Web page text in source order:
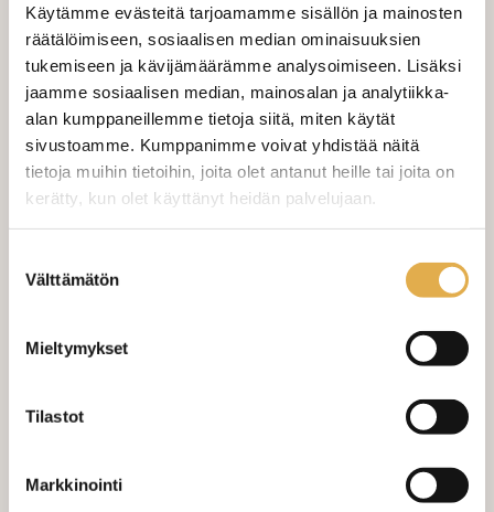
Käytämme evästeitä tarjoamamme sisällön ja mainosten
räätälöimiseen, sosiaalisen median ominaisuuksien
tukemiseen ja kävijämäärämme analysoimiseen. Lisäksi
jaamme sosiaalisen median, mainosalan ja analytiikka-
alan kumppaneillemme tietoja siitä, miten käytät
sivustoamme. Kumppanimme voivat yhdistää näitä
tietoja muihin tietoihin, joita olet antanut heille tai joita on
kerätty, kun olet käyttänyt heidän palvelujaan.
valinta
Välttämätön
Mieltymykset
Tilastot
Markkinointi
Valitse mukaan ompelupalvelu
(sis. työn ja tarvikkeet)
VERHOJEN MÄÄRÄ:
Suoraverho leveys 150 cm + 22,00 €
Purjerengasverho leveys max 150
cm
+ 42,00 €
+ 4,00 €
mittaamiseen ja kankaan menekin